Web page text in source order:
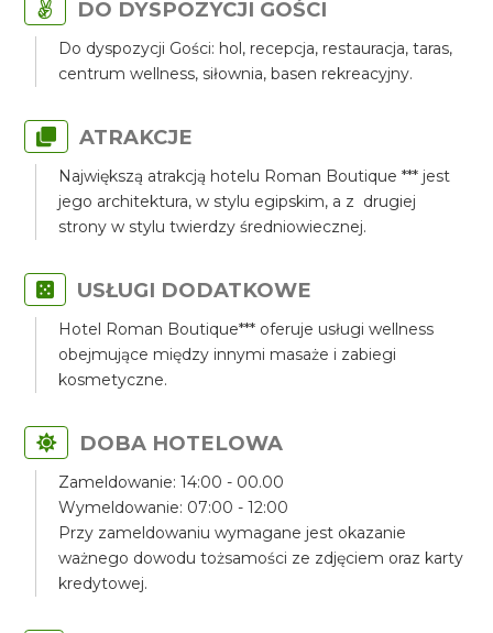
DO DYSPOZYCJI GOŚCI
Do dyspozycji Gości: hol, recepcja, restauracja, taras,
centrum wellness, siłownia, basen rekreacyjny.
ATRAKCJE
Największą atrakcją hotelu Roman Boutique *** jest
jego architektura, w stylu egipskim, a z drugiej
strony w stylu twierdzy średniowiecznej.
USŁUGI DODATKOWE
Hotel Roman Boutique*** oferuje usługi wellness
obejmujące między innymi masaże i zabiegi
kosmetyczne.
DOBA HOTELOWA
Zameldowanie: 14:00 - 00.00
Wymeldowanie: 07:00 - 12:00
Przy zameldowaniu wymagane jest okazanie
ważnego dowodu tożsamości ze zdjęciem oraz karty
kredytowej.